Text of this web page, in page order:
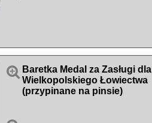
 Baretka Medal za Zasługi dla
Wielkopolskiego Łowiectwa
(przypinane na pinsie)